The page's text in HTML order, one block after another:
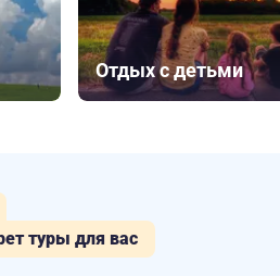
Отдых с детьми
туры для вас